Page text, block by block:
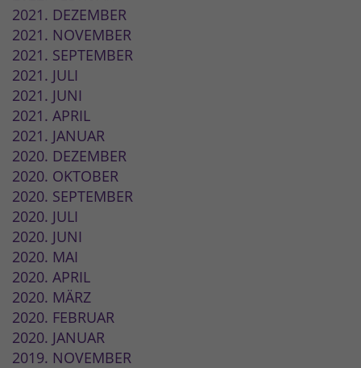
2021. DEZEMBER
2021. NOVEMBER
2021. SEPTEMBER
2021. JULI
2021. JUNI
2021. APRIL
2021. JANUAR
2020. DEZEMBER
2020. OKTOBER
2020. SEPTEMBER
2020. JULI
2020. JUNI
2020. MAI
2020. APRIL
2020. MÄRZ
2020. FEBRUAR
2020. JANUAR
2019. NOVEMBER